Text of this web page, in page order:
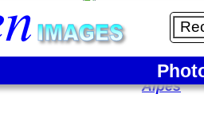
Hautes-
Alpes